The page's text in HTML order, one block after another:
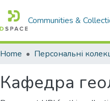
Communities &
Home
Кафедра